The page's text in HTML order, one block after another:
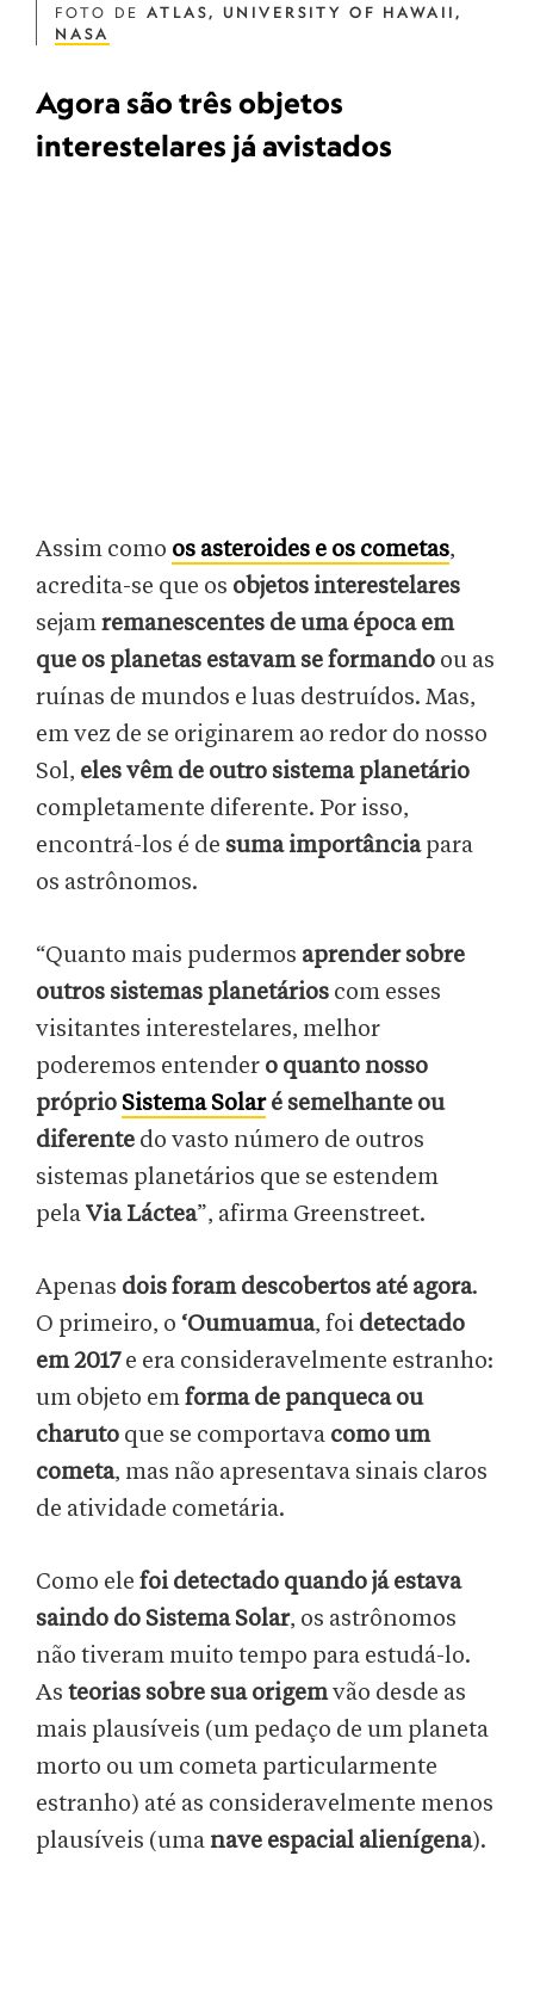
FOTO DE ATLAS, UNIVERSITY OF HAWAII,
NASA
Agora são três objetos
interestelares já avistados
Assim como os asteroides e os cometas,
acredita-se que os objetos interestelares
sejamremanescentes de uma época em
que os planetas estavam se formando ou as
ruínas de mundos e luas destruídos. Mas,
em vez de se originarem ao redor do nosso
Sol, eles vêm de outro sistema planetário
completamente diferente. Por isso,
encontrá-los é de suma importânciapara
os astrônomos.
“Quanto mais pudermos aprender sobre
outros sistemas planetários com esses
visitantes interestelares, melhor
poderemos entender o quanto nosso
próprio Sistema Solaré semelhante ou
diferente do vasto número de outros
sistemas planetários que se estendem
pelaVia Láctea”, afirma Greenstreet.
Apenas dois foram descobertos até agora.
O primeiro, o ‘Oumuamua, foi detectado
em 2017e era consideravelmente estranho:
um objeto emforma de panqueca ou
charuto que se comportava como um
cometa, mas não apresentava sinais claros
de atividade cometária.
Como ele foi detectado quando já estava
saindo do Sistema Solar, os astrônomos
não tiveram muito tempo para estudá-lo.
As teorias sobre sua origemvão desde as
mais plausíveis (um pedaço de um planeta
morto ou um cometa particularmente
estranho) até as consideravelmente menos
plausíveis (uma nave espacial alienígena).